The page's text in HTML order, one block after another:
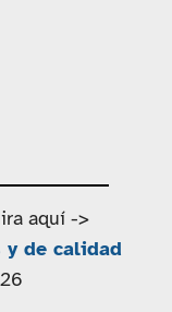
aquí ->
y de calidad